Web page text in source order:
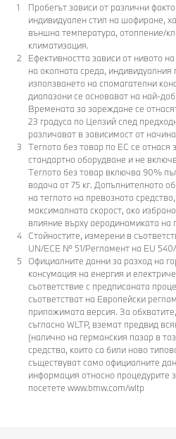
Пробегът зависи от различни
индивидуален стил на шофиране,
външна температура, отопление/
климатизация.
Ефективността зависи от нивото
на околната среда,
използването на спомагателни
диапазони се основават на най-
Времената за зареждане се
23 градуса по Целзий след
различават в зависимост от
Теглото без товар по EC се отнася
стандартно оборудване и не
Теглото без товар включва 90%
водача от 75 кг. Допълнителното
на теглото на превозното
максималната скорост, ако
влияние върху аеродинамиката на
Стойностите, измерени в
UN/ECE № 51/Регламент на EU 540/
Официалните данни за разход на
консумация на енергия и
съответствие с предписаната
съответстват на Европейски
приложимата версия. За
съгласно WLTP, вземат предвид
(налично на германския пазар в
средства, които са били ново
съществуват само официалните
информация относно процедурите
посетете www.bmw.com/wltp